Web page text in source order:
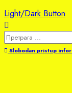
Light/Dark Button
Претрага
за:Slobodan pristup